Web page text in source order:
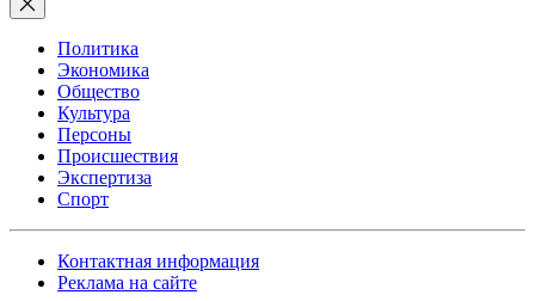
Политика
Экономика
Общество
Культура
Персоны
Происшествия
Экспертиза
Спорт
Контактная информация
Реклама на сайте